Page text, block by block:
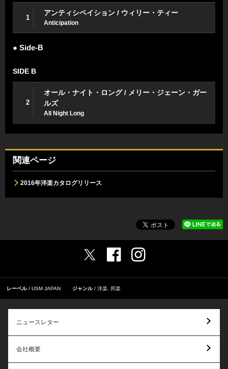
1
アンティシペイション / ウィリー・ティー
Anticipation
● Side-B
SIDE B
2
オール・ナイト・ロング / メリー・ジェーン・ガー
ルズ
All Night Long
関連ページ
2016年洋楽カタログリリース
レーベル USM JAPAN ジャンル 洋楽 邦楽
ニュースレター
会社概要